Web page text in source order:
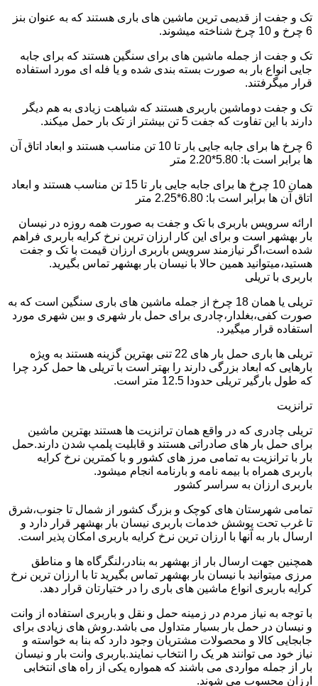
تک و جفت از قدیمی ترین ماشین های باری هستند که به عنوان بنز
6 چرخ و 10 چرخ شناخته میشوند.
تک و جفت از جمله ماشین های برای سنگین هستند که برای جابه
جایی انواع بار به صورت بسته بندی شده و یا فله ای مورد استفاده
قرار میگرفتند.
تک و جفت دوماشین باربری هستند که شباهت زیادی به هم دیگر
دارند با این تفاوت که جفت 5 تن بیشتر از تک بار حمل میکند.
6 چرخ ها برای جابه جایی بار تا 10 تن مناسب هستند و ابعاد اتاق آن
ها برابر است با: 5.80*2.20 متر
همان 10 چرخ ها برای جابه جایی بار تا 15 تن مناسب هستند و ابعاد
اتاق آن ها برابر است با: 6.80*2.25 متر
ارائه سرویس باربری با تک و جفت به صورت همه روزه در نیسان
بار بهشهر است و برای این کار ارزان ترین نرخ کرایه باربری فراهم
شده است،اگر نیازمند سرویس باربری ارزان قیمت با تک و جفت
هستید،میتوانید همین حالا با نیسان بار بهشهر تماس بگیرید.
باربری با تریلی
تریلی یا همان 18 چرخ از جمله ماشین های باری سنگین است که به
صورت کفی،بغلدار،چادری برای حمل بار شهری و بین شهری مورد
استفاده قرار میگیرد.
تریلی ها باری حمل بار های 22 تنی بهترین گزینه هستند به ویژه
بارهایی که ابعاد بزرگی دارند را بهتر است با تریلی ها حمل کرد چرا
که طول بارگیر تریلی حدودا 12.5 متر است.
ترانزیت
تریلی چادری که در واقع همان ترانزیت ها هستند بهترین ماشین
برای حمل بار های صادراتی هستند و قابلیت پلمپ شدن دارند.حمل
بار با ترانزیت به تمامی مرز های کشور و با کمترین نرخ کرایه
باربری همراه با بیمه نامه و بارنامه انجام میشود.
باربری ارزان به سراسر کشور
تمامی شهرستان های کوچک و بزرگ کشور از شمال تا جنوب،شرق
تا غرب تحت پوشش خدمات باربری نیسان بار بهشهر قرار دارد و
ارسال بار به آنها با ارزان ترین نرخ کرایه باربری امکان پذیر است.
همچنین جهت ارسال بار از بهشهر به بنادر،لنگرگاه ها و مناطق
مرزی میتوانید با نیسان بار بهشهر تماس بگیرید تا با ارزان ترین نرخ
کرایه باربری انواع ماشین های باری را در ختیارتان قرار دهد.
با توجه به نیاز مردم در زمینه حمل و نقل و باربری استفاده از وانت
و نیسان در حمل بار بسیار متداول می باشد.روش های زیادی برای
جابجایی کالا و محصولات مشتریان وجود دارد که بنا به خواسته و
نیاز خود می توانند هر یک را انتخاب نمایند.باربری وانت بار و نیسان
بار از جمله مواردی می باشند که همواره یکی از راه های انتخابی
ارزان محسوب می شوند.